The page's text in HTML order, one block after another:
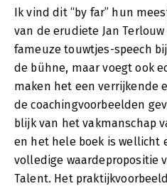
Ik vind dit “by far” hun
van de erudiete Jan
fameuze touwtjes-speech
de bühne, maar voegt ook
maken het een verrijkende
de coachingvoorbeelden
blijk van het vakmanschap
en het hele boek is wellicht
volledige waardepropositie
Talent. Het